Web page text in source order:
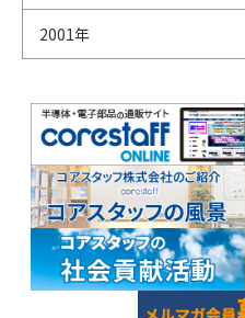
2001年